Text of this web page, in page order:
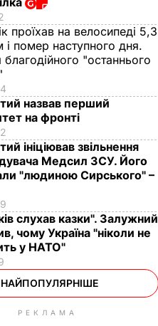
проїхав на велосипеді 5,3
і помер наступного дня.
благодійного "останнього
назвав перший
на фронті
ініціював звільнення
Медсил ЗСУ. Його
"людиною Сирського" –
слухав казки". Залужний
чому Україна "ніколи не
у НАТО"
НАЙПОПУЛЯРНІШЕ
РЕКЛАМА